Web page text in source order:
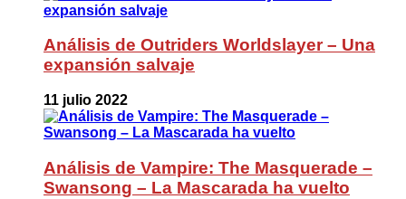
Análisis de Outriders Worldslayer – Una
expansión salvaje
11 julio 2022
Análisis de Vampire: The Masquerade –
Swansong – La Mascarada ha vuelto